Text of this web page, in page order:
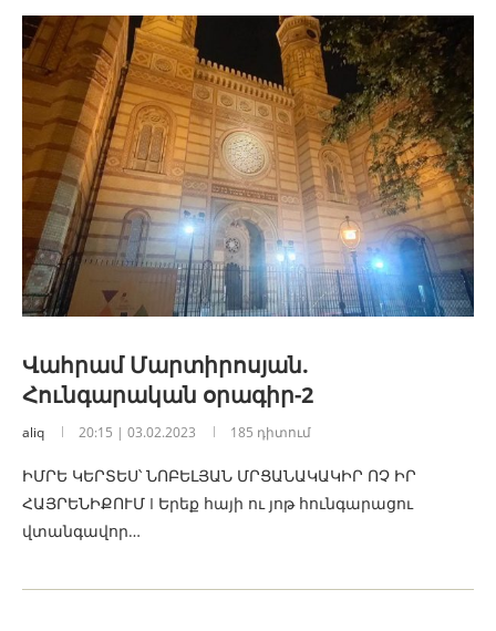
Վահրամ Մարտիրոսյան.
Հունգարական օրագիր-2
aliq 20:15 | 03.02.2023 185 դիտում
ԻՄՐԵ ԿԵՐՏԵՍ՝ ՆՈԲԵԼՅԱՆ ՄՐՑԱՆԱԿԱԿԻՐ ՈՉ ԻՐ
ՀԱՅՐԵՆԻՔՈՒՄ I Երեք հայի ու յոթ հունգարացու
վտանգավոր…